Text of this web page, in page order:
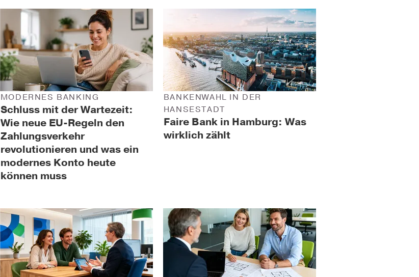
Schluss mit der Wartezeit:
Wie neue EU-Regeln den
Zahlungsverkehr
revolutionieren und was ein
modernes Konto heute
können muss
MODERNES BANKING
Faire Bank in Hamburg: Was
wirklich zählt
BANKENWAHL IN DER
HANSESTADT